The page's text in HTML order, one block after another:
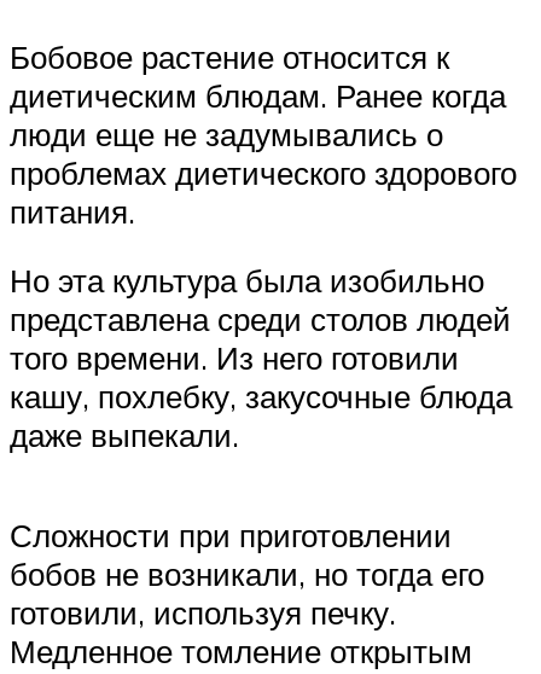
Бобовое растение относится к
диетическим блюдам. Ранее когда
люди еще не задумывались о
проблемах диетического здорового
питания.
Но эта культура была изобильно
представлена среди столов людей
того времени. Из него готовили
кашу, похлебку, закусочные блюда
даже выпекали.
Сложности при приготовлении
бобов не возникали, но тогда его
готовили, используя печку.
Медленное томление открытым